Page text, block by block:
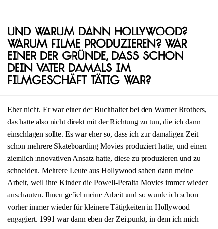
Und warum dann Hollywood?
Warum Filme produzieren? War
einer der Gründe, dass schon
dein Vater damals im
Filmgeschäft tätig war?
Eher nicht. Er war einer der Buchhalter bei den Warner Brothers,
das hatte also nicht direkt mit der Richtung zu tun, die ich dann
einschlagen sollte. Es war eher so, dass ich zur damaligen Zeit
schon mehrere Skateboarding Movies produziert hatte, und einen
ziemlich innovativen Ansatz hatte, diese zu produzieren und zu
schneiden. Mehrere Leute aus Hollywood sahen dann meine
Arbeit, weil ihre Kinder die Powell-Peralta Movies immer wieder
anschauten. Ihnen gefiel meine Arbeit und so wurde ich schon
vorher immer wieder für kleinere Tätigkeiten in Hollywood
engagiert. 1991 war dann eben der Zeitpunkt, in dem ich mich